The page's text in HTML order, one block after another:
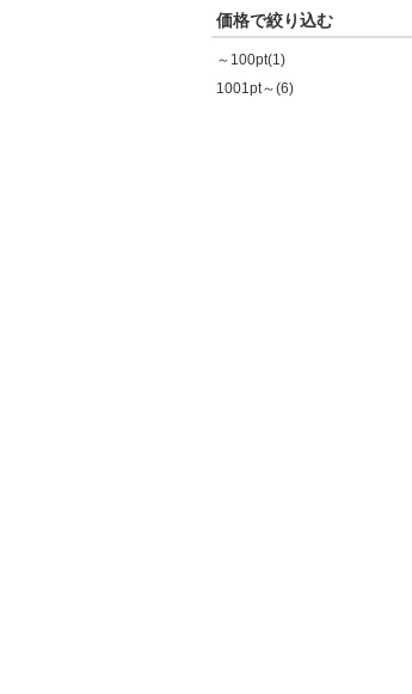
価格で絞り込む
～100pt(1)
1001pt～(6)